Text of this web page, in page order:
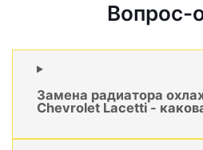
Вопрос-
Замена радиатора
Chevrolet Lacetti -